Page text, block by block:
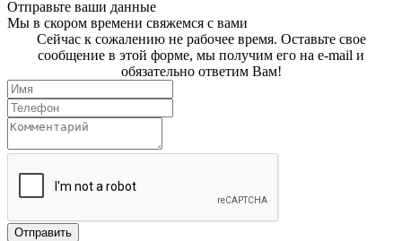
Отправьте ваши данные
Мы в скором времени свяжемся с вами
Сейчас к сожалению не рабочее время. Оставьте свое
сообщение в этой форме, мы получим его на e-mail и
обязательно ответим Вам!
Отправить